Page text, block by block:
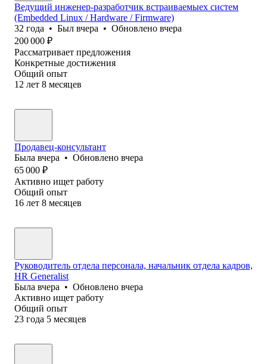
Ведущий инженер-разработчик встраиваемыех систем
(Embedded Linux / Hardware / Firmware)
32 года • Был вчера • Обновлено вчера
200 000 ₽
Рассматривает предложения
Конкретные достижения
Общий опыт
12 лет 8 месяцев
Продавец-консультант
Была вчера • Обновлено вчера
65 000 ₽
Активно ищет работу
Общий опыт
16 лет 8 месяцев
Руководитель отдела персонала, начальник отдела кадров,
HR Generalist
Была вчера • Обновлено вчера
Активно ищет работу
Общий опыт
23 года 5 месяцев